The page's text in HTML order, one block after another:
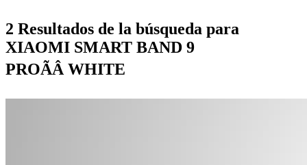
2 Resultados de la búsqueda para
XIAOMI SMART BAND 9
PROÃÂ WHITE